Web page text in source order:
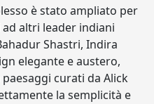
è stato ampliato per
altri leader indiani
Shastri, Indira
elegante e austero,
curati da Alick
la semplicità e